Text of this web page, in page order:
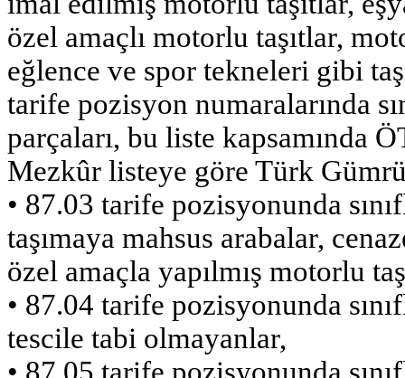
özel amaçlı motorlu taşıtlar,
eğlence ve spor tekneleri gibi
tarife pozisyon numaralarında
parçaları, bu liste kapsamında
Mezkûr listeye göre Türk
• 87.03 tarife pozisyonunda
taşımaya mahsus arabalar,
özel amaçla yapılmış motorlu
• 87.04 tarife pozisyonunda
tescile tabi olmayanlar,
• 87.05 tarife pozisyonunda